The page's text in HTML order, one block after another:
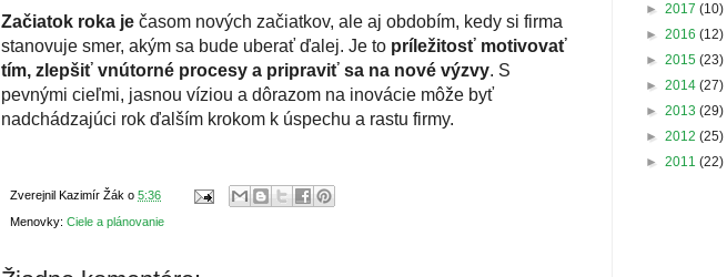
Začiatok roka je časom nových začiatkov, ale aj obdobím, kedy si firma
stanovuje smer, akým sa bude uberať ďalej. Je to príležitosť motivovať
tím, zlepšiť vnútorné procesy a pripraviť sa na nové výzvy. S
pevnými cieľmi, jasnou víziou a dôrazom na inovácie môže byť
nadchádzajúci rok ďalším krokom k úspechu a rastu firmy.
Zverejnil Kazimír Žák o 5:36
Menovky: Ciele a plánovanie
► 2017 (10)
► 2016 (12)
► 2015 (23)
► 2014 (27)
► 2013 (29)
► 2012 (25)
► 2011 (22)